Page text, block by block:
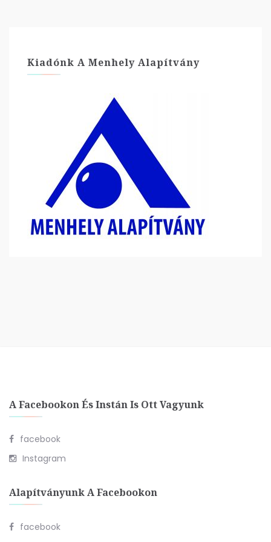
Kiadónk A Menhely Alapítvány
A Facebookon És Instán Is Ott Vagyunk
facebook
Instagram
Alapítványunk A Facebookon
facebook